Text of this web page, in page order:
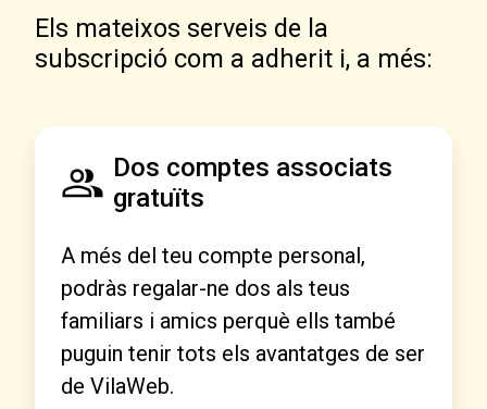
Els mateixos serveis de la
subscripció com a adherit i, a més:
Dos comptes associats
gratuïts
A més del teu compte personal,
podràs regalar-ne dos als teus
familiars i amics perquè ells també
puguin tenir tots els avantatges de ser
de VilaWeb.